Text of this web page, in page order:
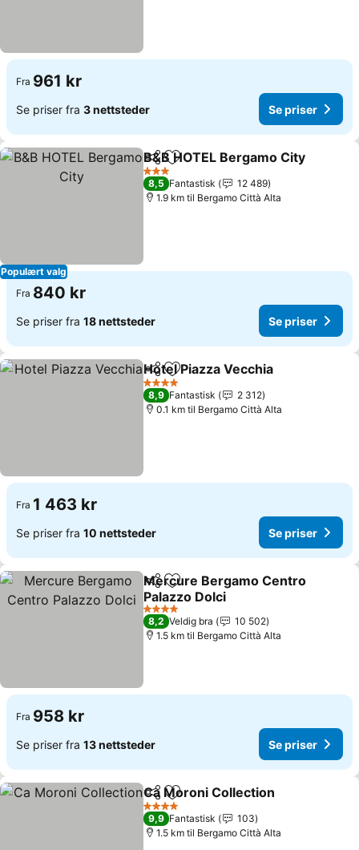
Fra 961 kr
Se priser fra 3 nettsteder Se priser
Populært valg
Del Legg til i favoritter
B&B HOTEL Bergamo City
3 Stjerner
8,5 Fantastisk
12 489
1.9 km til Bergamo Città Alta
Fra 840 kr
Se priser fra 18 nettsteder Se priser
Del Legg til i favoritter
Hotel Piazza Vecchia
4 Stjerner
8,9 Fantastisk
2 312
0.1 km til Bergamo Città Alta
Fra 1 463 kr
Se priser fra 10 nettsteder Se priser
Del Legg til i favoritter
Mercure Bergamo Centro
Palazzo Dolci
4 Stjerner
8,2 Veldig bra
10 502
1.5 km til Bergamo Città Alta
Fra 958 kr
Se priser fra 13 nettsteder Se priser
Del Legg til i favoritter
Ca Moroni Collection
4 Stjerner
9,9 Fantastisk
103
1.5 km til Bergamo Città Alta